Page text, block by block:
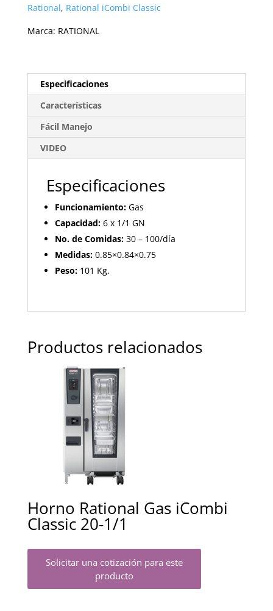
Rational, Rational iCombi Classic
Marca: RATIONAL
Especificaciones
Características
Fácil Manejo
VIDEO
Especificaciones
Funcionamiento:Gas
Capacidad:6 x 1/1 GN
No. de Comidas:30 – 100/día
Medidas:0.85×0.84×0.75
Peso:101 Kg.
Productos relacionados
Horno Rational Gas iCombi
Classic 20-1/1
Solicitar una cotización para este
producto